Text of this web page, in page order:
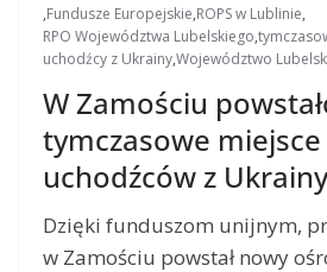
,Fundusze Europejskie,ROPS w Lublinie,
RPO Województwa Lubelskiego,
uchodźcy z Ukrainy,Województwo
W Zamościu
tymczasowe
uchodźców z Ukrainy
Dzięki funduszom unijnym,
w Zamościu powstał nowy